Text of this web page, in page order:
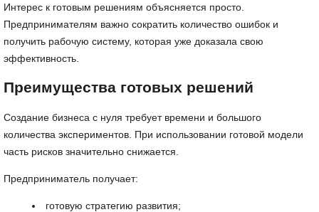
Интерес к готовым решениям объясняется просто.
Предпринимателям важно сократить количество ошибок и
получить рабочую систему, которая уже доказала свою
эффективность.
Преимущества готовых решений
Создание бизнеса с нуля требует времени и большого
количества экспериментов. При использовании готовой модели
часть рисков значительно снижается.
Предприниматель получает:
готовую стратегию развития;